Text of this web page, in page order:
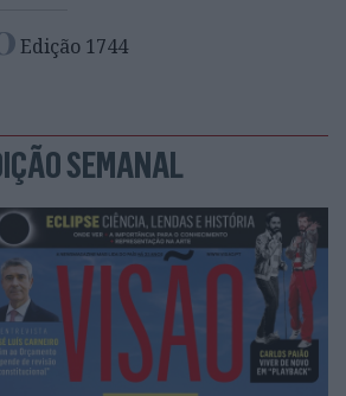
Edição 1744
SEMANAL